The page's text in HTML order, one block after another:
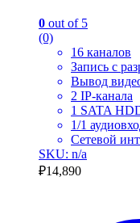
0 out of 5
(0)
16 каналов
Запись с
Вывод
2 IP-канала
1 SATA
1/1
Сетевой
SKU: n/a
₽14,890